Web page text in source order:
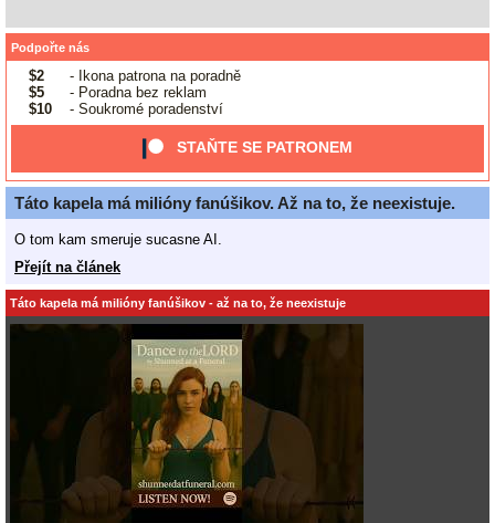
Podpořte nás
$2
- Ikona patrona na poradně
$5
- Poradna bez reklam
$10
- Soukromé poradenství
STAŇTE SE PATRONEM
Táto kapela má milióny fanúšikov. Až na to, že neexistuje.
O tom kam smeruje sucasne AI.
Přejít na článek
Táto kapela má milióny fanúšikov - až na to, že neexistuje